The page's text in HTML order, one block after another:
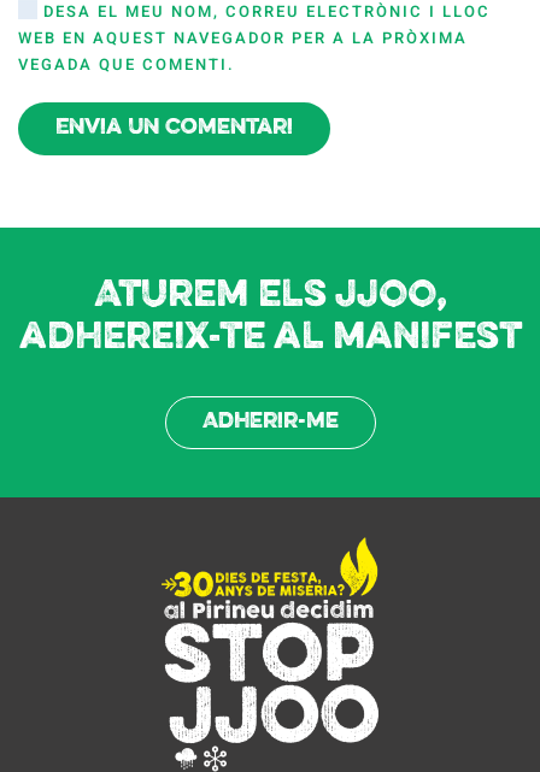
DESA EL MEU NOM, CORREU ELECTRÒNIC I LLOC
WEB EN AQUEST NAVEGADOR PER A LA PRÒXIMA
VEGADA QUE COMENTI.
Envia un comentari
Aturem els JJOO,
adhereix-te al manifest
Adherir-me